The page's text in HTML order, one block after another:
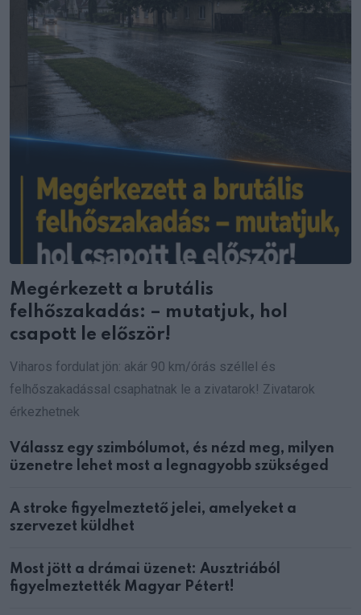
Megérkezett a brutális
felhőszakadás: – mutatjuk, hol
csapott le először!
Viharos fordulat jön: akár 90 km/órás széllel és
felhőszakadással csaphatnak le a zivatarok! Zivatarok
érkezhetnek
Válassz egy szimbólumot, és nézd meg, milyen
üzenetre lehet most a legnagyobb szükséged
A stroke figyelmeztető jelei, amelyeket a
szervezet küldhet
Most jött a drámai üzenet: Ausztriából
figyelmeztették Magyar Pétert!